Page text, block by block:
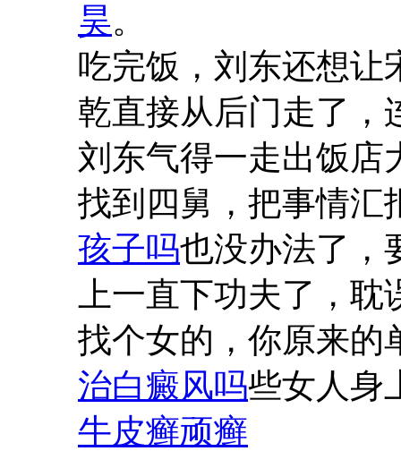
昊。
吃完饭，刘东还想让
乾直接从后门走了，
刘东气得一走出饭店
找到四舅，把事情汇
孩子吗也没办法了，
上一直下功夫了，
找个女的，你原来的
治白癜风吗些女人身
牛皮癣顽癣